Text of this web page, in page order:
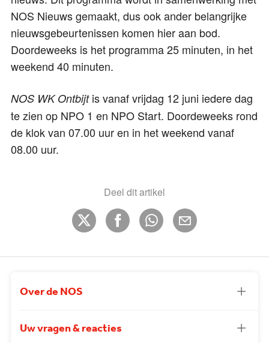
NOS Nieuws gemaakt, dus ook ander belangrijke
nieuwsgebeurtenissen komen hier aan bod.
Doordeweeks is het programma 25 minuten, in het
weekend 40 minuten.
NOS WK Ontbijt is vanaf vrijdag 12 juni iedere dag
te zien op NPO 1 en NPO Start. Doordeweeks rond
de klok van 07.00 uur en in het weekend vanaf
08.00 uur.
Deel dit artikel
Over de NOS
Uw vragen & reacties